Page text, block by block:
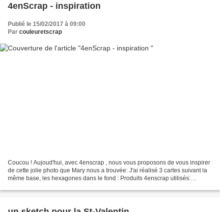
4enScrap - inspiration
Publié le 15/02/2017 à 09:00
Par couleuretscrap
Coucou ! Aujoud'hui, avec 4enscrap , nous vous proposons de vous inspirer
de cette jolie photo que Mary nous a trouvée: J'ai réalisé 3 cartes suivant la
même base, les hexagones dans le fond : Produits 4enscrap utilisés: